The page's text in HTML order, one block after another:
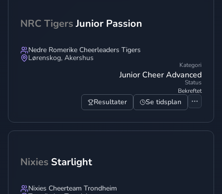
NRC Tigers Junior Passion
Nedre Romerike Cheerleaders Tigers
Lørenskog, Akershus
Kategori
Junior Cheer Advanced
Status
Bekreftet
Resultater Se tidsplan
Nixies Starlight
Nixies Cheerteam Trondheim